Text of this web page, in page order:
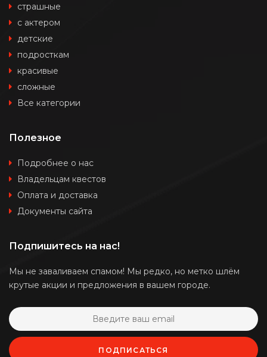
страшные
с актером
детские
подросткам
красивые
сложные
Все категории
Полезное
Подробнее о нас
Владельцам квестов
Оплата и доставка
Документы сайта
Подпишитесь на нас!
Мы не заваливаем спамом! Мы редко, но метко шлём
крутые акции и предложения в вашем городе.
ПОДПИСАТЬСЯ